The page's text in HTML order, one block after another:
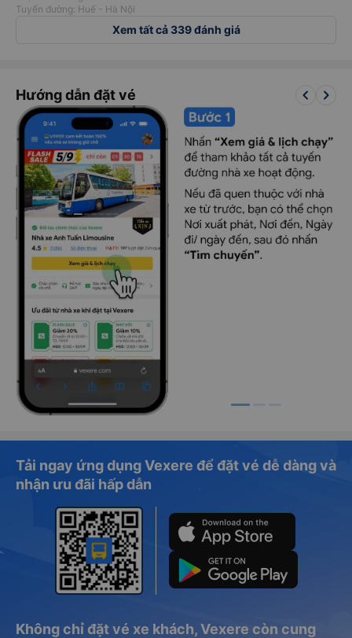
Tuyến đường: Huế - Hà Nội
Xem tất cả 339 đánh giá
Hướng dẫn đặt vé keyboard_arrow_left keyboard_arrow_right
Tải ngay ứng dụng Vexere để đặt vé dễ dàng và
nhận ưu đãi hấp dẫn
Không chỉ đặt vé xe khách, Vexere còn cung